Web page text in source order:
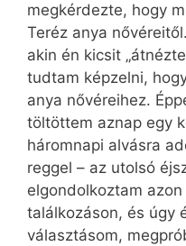
megkérdezte, hogy
Teréz anya
akin én kicsit
tudtam képzelni,
anya nővéreihez.
töltöttem aznap egy
háromnapi alvásra
reggel – az utolsó
elgondolkoztam
találkozáson, és úgy
választásom,